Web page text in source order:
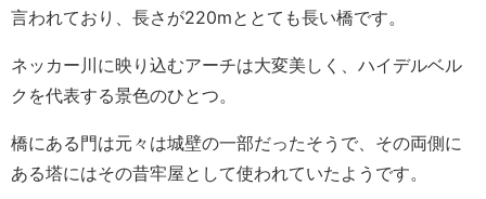
言われており、長さが220mととても長い橋です。
ネッカー川に映り込むアーチは大変美しく、ハイデルベル
クを代表する景色のひとつ。
橋にある門は元々は城壁の一部だったそうで、その両側に
ある塔にはその昔牢屋として使われていたようです。